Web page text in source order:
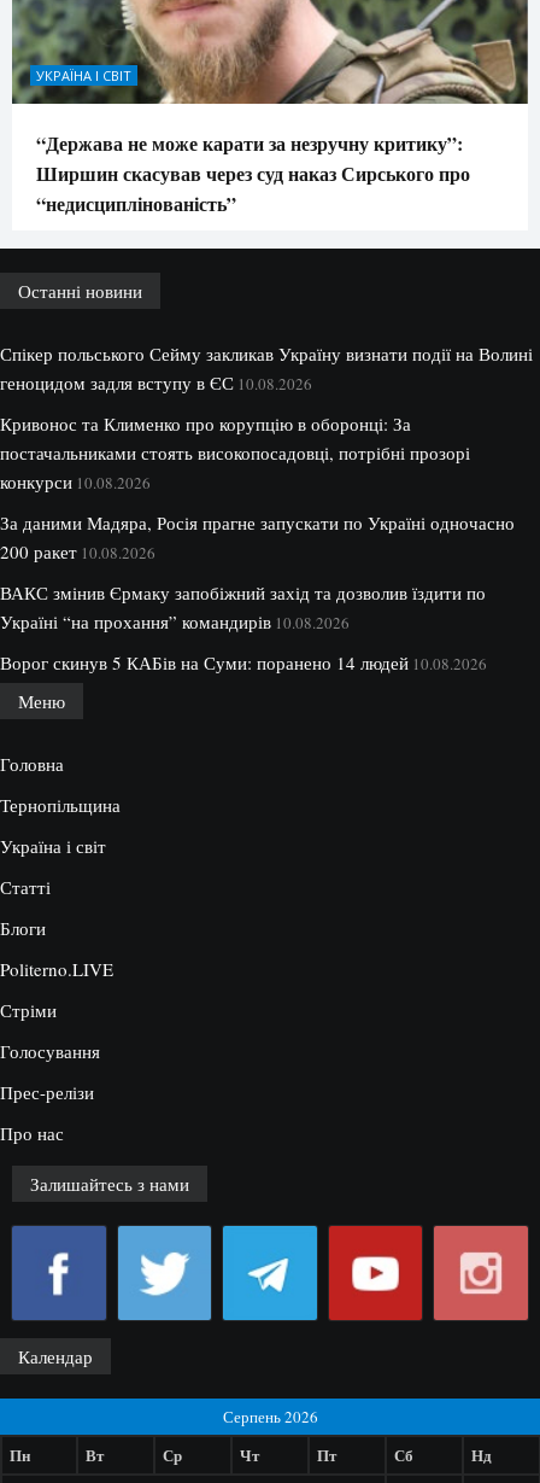
УКРАЇНА І СВІТ
“Держава не може карати за незручну критику”:
Ширшин скасував через суд наказ Сирського про
“недисциплінованість”
Останні новини
Спікер польського Сейму закликав Україну визнати події на Волині
геноцидом задля вступу в ЄС 10.08.2026
Кривонос та Клименко про корупцію в оборонці: За
постачальниками стоять високопосадовці, потрібні прозорі
конкурси 10.08.2026
За даними Мадяра, Росія прагне запускати по Україні одночасно
200 ракет 10.08.2026
ВАКС змінив Єрмаку запобіжний захід та дозволив їздити по
Україні “на прохання” командирів 10.08.2026
Ворог скинув 5 КАБів на Суми: поранено 14 людей 10.08.2026
Меню
Головна
Тернопільщина
Україна і світ
Статті
Блоги
Politerno.LIVE
Стріми
Голосування
Прес-релізи
Про нас
Залишайтесь з нами
Календар
Серпень 2026
Пн Вт Ср Чт Пт Сб Нд